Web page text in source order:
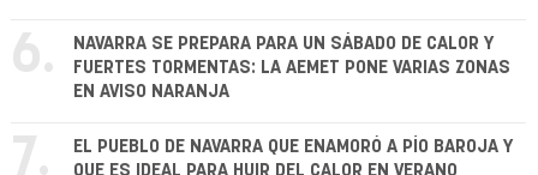
6.
NAVARRA SE PREPARA PARA UN SÁBADO DE CALOR Y
FUERTES TORMENTAS: LA AEMET PONE VARIAS ZONAS
EN AVISO NARANJA
7.
EL PUEBLO DE NAVARRA QUE ENAMORÓ A PÍO BAROJA Y
QUE ES IDEAL PARA HUIR DEL CALOR EN VERANO